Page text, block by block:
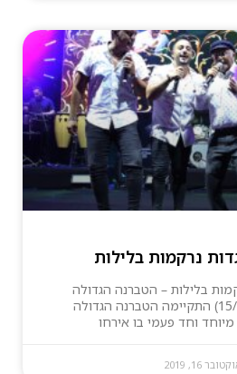
נרקמות בלילות – הטברנה הגדולה
בישראל אמש (15/10) התקיימה הטברנה הגדולה
וחד פעמי בו אירחו
16, 2019